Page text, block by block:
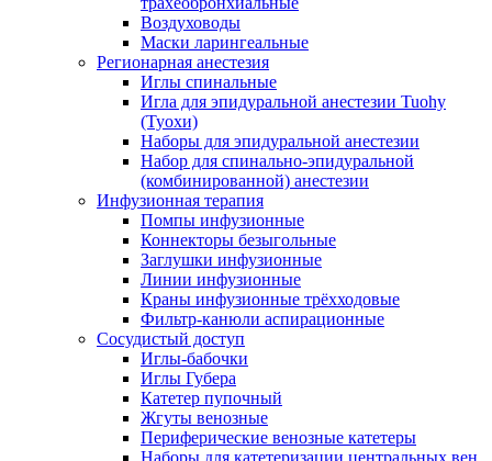
Воздуховоды
Маски ларингеальные
Регионарная анестезия
Иглы спинальные
Игла для эпидуральной анестезии Tuohy
(Туохи)
Наборы для эпидуральной анестезии
Набор для спинально-эпидуральной
(комбинированной) анестезии
Инфузионная терапия
Помпы инфузионные
Коннекторы безыгольные
Заглушки инфузионные
Линии инфузионные
Краны инфузионные трёхходовые
Фильтр-канюли аспирационные
Сосудистый доступ
Иглы-бабочки
Иглы Губера
Катетер пупочный
Жгуты венозные
Периферические венозные катетеры
Наборы для катетеризации центральных вен